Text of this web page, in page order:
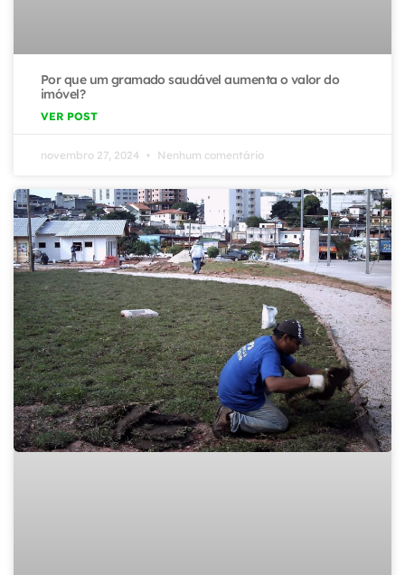
Por que um gramado saudável aumenta o valor do
imóvel?
VER POST
novembro 27, 2024 Nenhum comentário